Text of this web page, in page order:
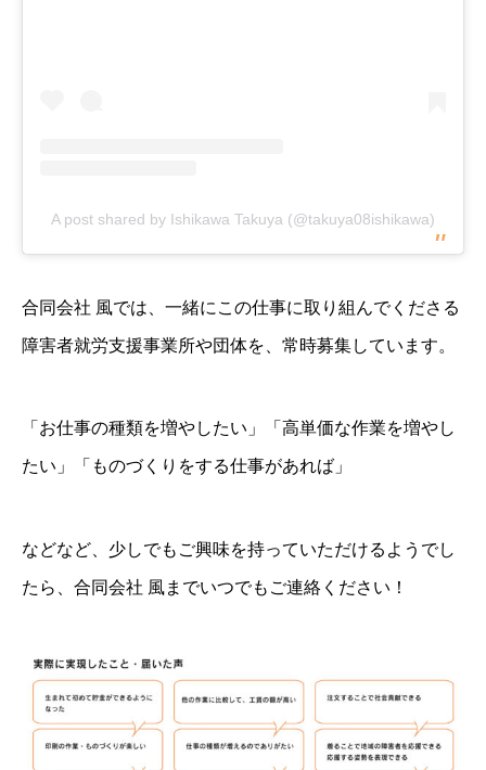
A post shared by Ishikawa Takuya (@takuya08ishikawa)
合同会社 風では、一緒にこの仕事に取り組んでくださる
障害者就労支援事業所や団体を、常時募集しています。
「お仕事の種類を増やしたい」「高単価な作業を増やし
たい」「ものづくりをする仕事があれば」
などなど、少しでもご興味を持っていただけるようでし
たら、 合同会社 風までいつでもご連絡ください！